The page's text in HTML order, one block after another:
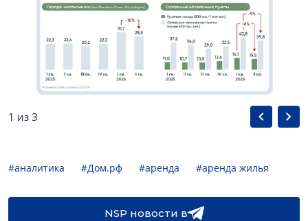
1 из 3
#аналитика #Дом.рф #аренда #аренда жилья
NSP новости в